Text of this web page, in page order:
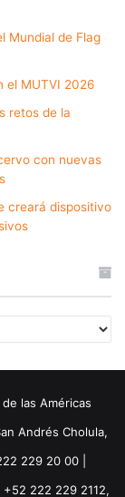
Mundial de Flag
el MUTVI 2026
retos de la
con nuevas
creará dispositivo
las Américas
Andrés Cholula,
229 20 00 |
222 229 2112,